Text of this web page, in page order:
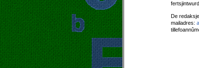
De
mailadres: